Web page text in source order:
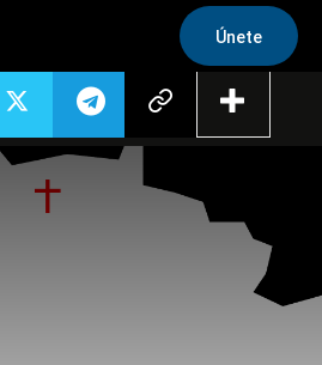
Únete